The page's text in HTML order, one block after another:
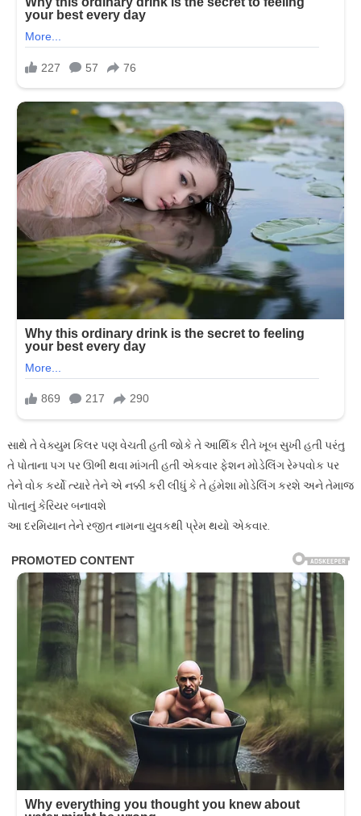
સાથે તે વેક્યુમ કિલર પણ વેચતી હતી જોકે તે આર્થિક રીતે ખૂબ સુખી હતી પરંતુ
તે પોતાના પગ પર ઊભી થવા માંગતી હતી એકવાર ફેશન મોડેલિંગ રેમ્પવોક પર
તેને વોક કર્યો ત્યારે તેને એ નક્કી કરી લીધું કે તે હંમેશા મોડેલિંગ કરશે અને તેમાજ
પોતાનું કેરિયર બનાવશે
આ દરમિયાન તેને રજીત નામના યુવકથી પ્રેમ થયો એકવાર.